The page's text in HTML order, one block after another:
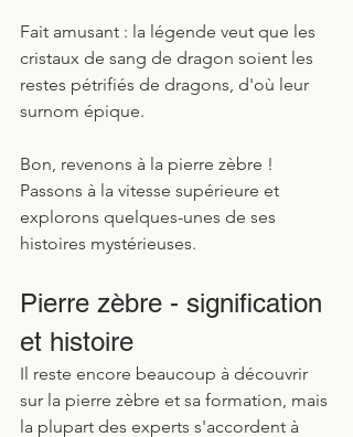
Fait amusant : la légende veut que les
cristaux de sang de dragon soient les
restes pétrifiés de dragons, d'où leur
surnom épique.
Bon, revenons à la pierre zèbre !
Passons à la vitesse supérieure et
explorons quelques-unes de ses
histoires mystérieuses.
Pierre zèbre - signification
et histoire
Il reste encore beaucoup à découvrir
sur la pierre zèbre et sa formation, mais
la plupart des experts s'accordent à